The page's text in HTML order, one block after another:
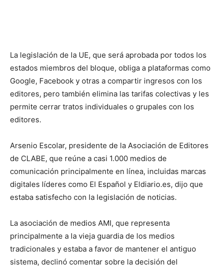
La legislación de la UE, que será aprobada por todos los
estados miembros del bloque, obliga a plataformas como
Google, Facebook y otras a compartir ingresos con los
editores, pero también elimina las tarifas colectivas y les
permite cerrar tratos individuales o grupales con los
editores.
Arsenio Escolar, presidente de la Asociación de Editores
de CLABE, que reúne a casi 1.000 medios de
comunicación principalmente en línea, incluidas marcas
digitales líderes como El Español y Eldiario.es, dijo que
estaba satisfecho con la legislación de noticias.
La asociación de medios AMI, que representa
principalmente a la vieja guardia de los medios
tradicionales y estaba a favor de mantener el antiguo
sistema, declinó comentar sobre la decisión del